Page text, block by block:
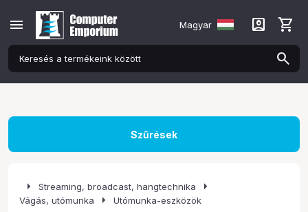
menu Magyar account_box shopping_cart
arrow_right Streaming, broadcast, hangtechnika arrow_right
Vágás, utómunka arrow_right Utómunka-eszközök
Szűrések